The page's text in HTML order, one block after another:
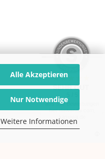
Alle Akzeptieren
Nur Notwendige
Weitere Informationen
SEHR GUT
aus 339 Bewertungen
bei: dawanda.com,